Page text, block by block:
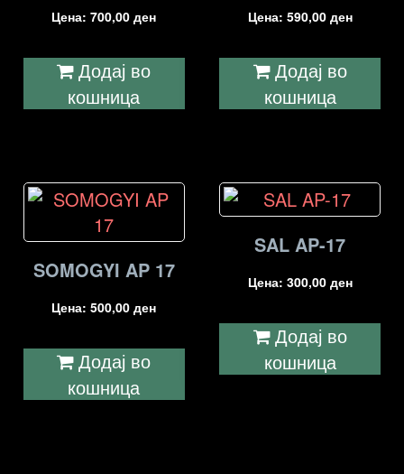
Цена:700,00ден
Додај во
кошница
Цена: 590,00 ден
Додај во
кошница
SOMOGYI AP 17
Цена:500,00ден
Додај во
кошница
SAL AP-17
Цена: 300,00 ден
Додај во
кошница